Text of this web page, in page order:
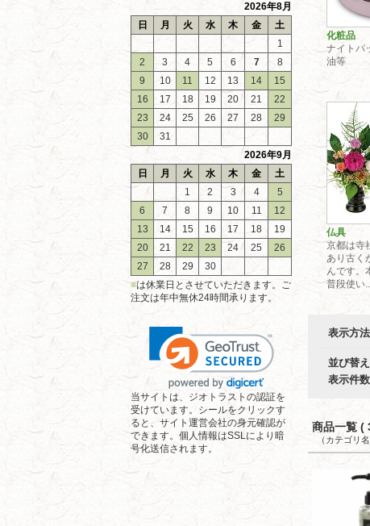
2026年8月
日
月 火 水 木 金
土
1
2
3 4 5 6 7
8
9
10 11 12 13 14
15
16
17 18 19 20 21
22
23
24 25 26 27 28
29
30
31
2026年9月
日
月 火 水 木 金
土
1
2 3 4
5
6
7 8 9 10 11
12
13
14 15 16 17 18
19
20
21 22 23 24 25
26
27
28 29
30
■は休業日とさせていただきます。ご
注文は年中無休24時間承ります。
当サイトは、ジオトラストの認証を
受けています。シールをクリックす
ると、サイト運営会社の身元確認が
できます。個人情報はSSLにより暗
号化送信されます。
化粧品
ナイトパ
油等
仏具
京都は寺
あり古く
んです。
普段使い..
表示方法
並び替え
表示件数
商品一覧 (
（カテゴリ名